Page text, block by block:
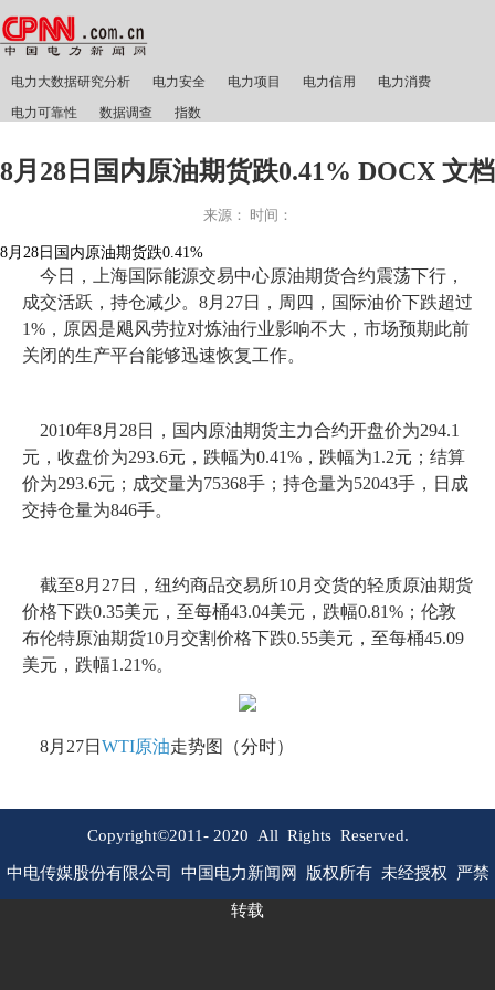
电力大数据研究分析 电力安全 电力项目 电力信用
电力消费
电力可靠性
数据调查 指数
8月28日国内原油期货跌0.41% DOCX 文档
来源： 时间：
8月28日国内原油期货跌0.41%
今日，上海国际能源交易中心原油期货合约震荡下行，
成交活跃，持仓减少。8月27日，周四，国际油价下跌超过
1%，原因是飓风劳拉对炼油行业影响不大，市场预期此前
关闭的生产平台能够迅速恢复工作。
2010年8月28日，国内原油期货主力合约开盘价为294.1
元，收盘价为293.6元，跌幅为0.41%，跌幅为1.2元；结算
价为293.6元；成交量为75368手；持仓量为52043手，日成
交持仓量为846手。
截至8月27日，纽约商品交易所10月交货的轻质原油期货
价格下跌0.35美元，至每桶43.04美元，跌幅0.81%；伦敦
布伦特原油期货10月交割价格下跌0.55美元，至每桶45.09
美元，跌幅1.21%。
8月27日 WTI原油走势图（分时）
Copyright©2011- 2020 All Rights Reserved.
中电传媒股份有限公司 中国电力新闻网 版权所有 未经授权 严禁
转载